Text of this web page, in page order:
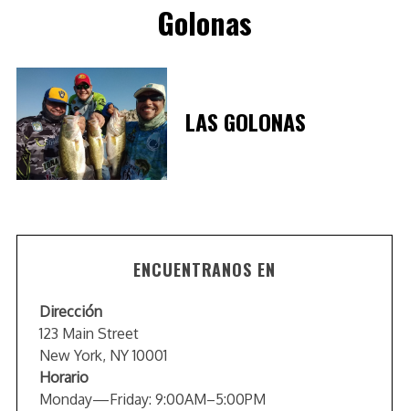
Golonas
LAS GOLONAS
ENCUENTRANOS EN
Dirección
123 Main Street
New York, NY 10001
Horario
Monday—Friday: 9:00AM–5:00PM